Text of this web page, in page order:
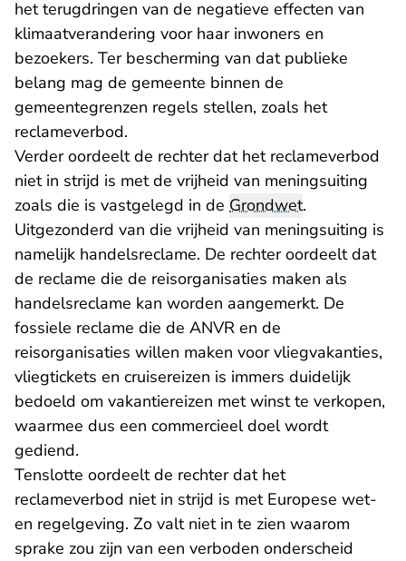
het terugdringen van de negatieve effecten van
klimaatverandering voor haar inwoners en
bezoekers. Ter bescherming van dat publieke
belang mag de gemeente binnen de
gemeentegrenzen regels stellen, zoals het
reclameverbod.
Verder oordeelt de rechter dat het reclameverbod
niet in strijd is met de vrijheid van meningsuiting
zoals die is vastgelegd in de Grondwet.
Uitgezonderd van die vrijheid van meningsuiting is
namelijk handelsreclame. De rechter oordeelt dat
de reclame die de reisorganisaties maken als
handelsreclame kan worden aangemerkt. De
fossiele reclame die de ANVR en de
reisorganisaties willen maken voor vliegvakanties,
vliegtickets en cruisereizen is immers duidelijk
bedoeld om vakantiereizen met winst te verkopen,
waarmee dus een commercieel doel wordt
gediend.
Tenslotte oordeelt de rechter dat het
reclameverbod niet in strijd is met Europese wet-
en regelgeving. Zo valt niet in te zien waarom
sprake zou zijn van een verboden onderscheid